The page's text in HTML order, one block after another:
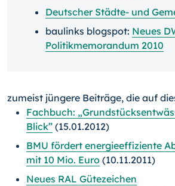
Deutscher Städte- und
baulinks blogspot: Neues
Politikmemorandum 2010
zumeist jüngere Beiträge, die auf
Fachbuch:
Blick” (15.01.2012)
BMU fördert energieeffiziente
mit 10 Mio. Euro (10.11.2011)
Neues RAL Gütezeichen